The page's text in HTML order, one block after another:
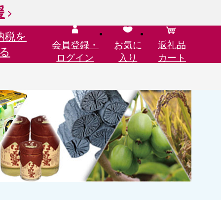
税を
会員登録・
ログイン
お気に
入り
返礼品
カート